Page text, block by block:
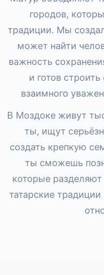
городов,
традиции. Мы
может найти
важность
и готов
взаимного
В Моздоке живут
ты, ищут
создать крепкую
ты сможешь
которые
татарские